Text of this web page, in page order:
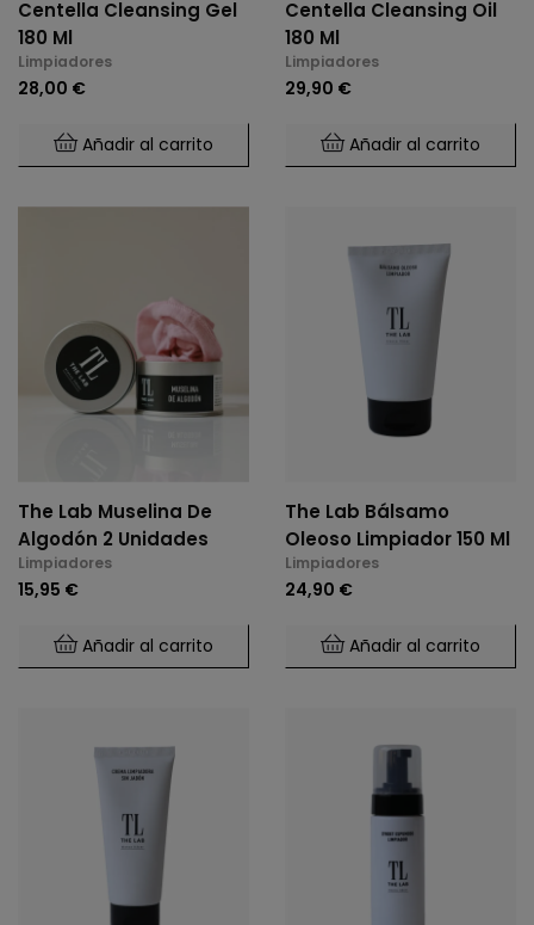
Centella Cleansing Gel
180 Ml
Limpiadores
28,00 €
Añadir al carrito
Centella Cleansing Oil
180 Ml
Limpiadores
29,90 €
Añadir al carrito
The Lab Muselina De
Algodón 2 Unidades
Limpiadores
15,95 €
Añadir al carrito
The Lab Bálsamo
Oleoso Limpiador 150 Ml
Limpiadores
24,90 €
Añadir al carrito